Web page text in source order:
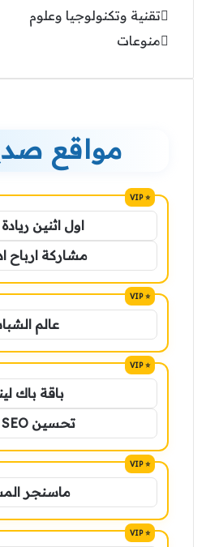
تقنية وتكنولوجيا وعلوم
منوعات
مواقع
اول اثنين
مشاركة
عالم
باقة باك
تحسين SEO سلة
ماسنجر